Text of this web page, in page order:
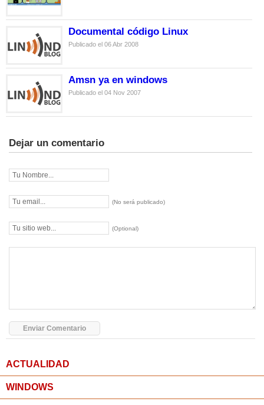
Documental código Linux
Publicado el 06 Abr 2008
Amsn ya en windows
Publicado el 04 Nov 2007
Dejar un comentario
(No será publicado)
(Optional)
ACTUALIDAD
WINDOWS